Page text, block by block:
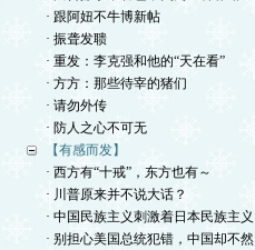
· 跟阿妞不牛博新帖
· 振聋发聩
· 重发：李克强和他的“天在看”
· 方方：那些待宰的猪们
· 请勿外传
· 防人之心不可无
【有感而发】
· 西方有“十戒”，东方也有～
· 川普原来并不说大话？
· 中国民族主义刺激着日本民族主义
· 别担心美国总统犯错，中国却不然